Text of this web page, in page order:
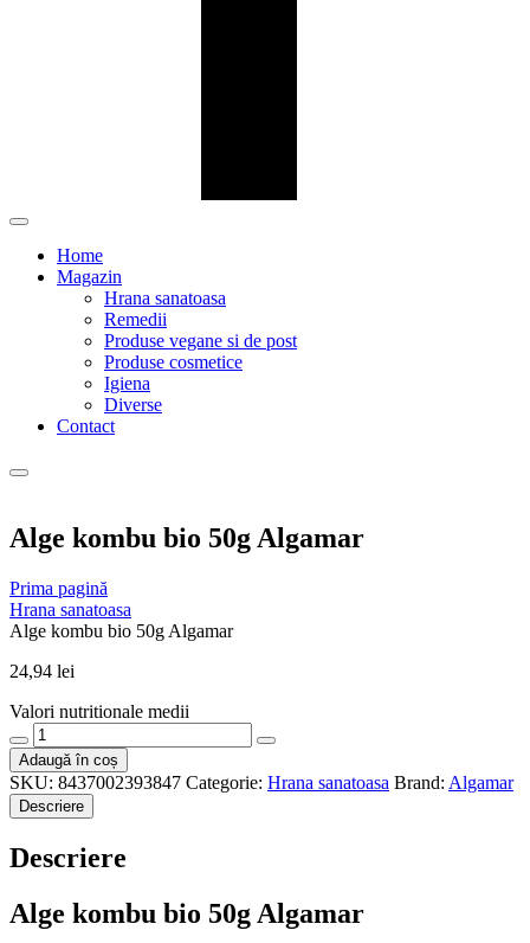
Home
Magazin
Hrana sanatoasa
Remedii
Produse vegane si de post
Produse cosmetice
Igiena
Diverse
Contact
Alge kombu bio 50g Algamar
Prima pagină
Hrana sanatoasa
Alge kombu bio 50g Algamar
24,94 lei
Valori nutritionale medii
Cantitate
Alge
kombu
bio
50g
Adaugă în coș
SKU: 8437002393847 Categorie: Hrana sanatoasa Brand: Algamar
Descriere
Descriere
Alge kombu bio 50g Algamar